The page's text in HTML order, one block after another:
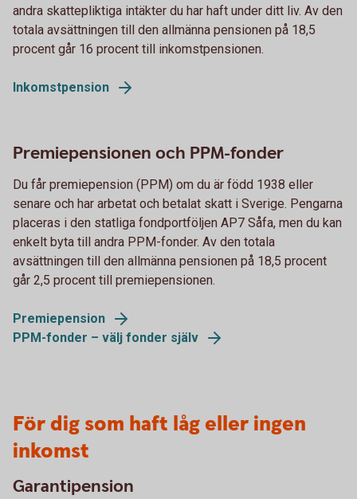
andra skattepliktiga intäkter du har haft under ditt liv. Av den
totala avsättningen till den allmänna pensionen på 18,5
procent går 16 procent till inkomstpensionen.
Inkomstpension
Premiepensionen och PPM-fonder
Du får premiepension (PPM) om du är född 1938 eller
senare och har arbetat och betalat skatt i Sverige. Pengarna
placeras i den statliga fondportföljen AP7 Såfa, men du kan
enkelt byta till andra PPM-fonder. Av den totala
avsättningen till den allmänna pensionen på 18,5 procent
går 2,5 procent till premiepensionen.
Premiepension
PPM-fonder – välj fonder själv
För dig som haft låg eller ingen
inkomst
Garantipension